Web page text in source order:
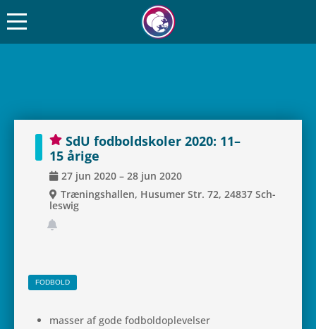
SdU fod­boldsko­ler 2020: 11–
15 årige
27 jun 2020 – 28 jun 2020
Træ­nings­hal­len, Husu­mer Str. 72, 24837 Sch­
leswig
FOD­BOLD
masser af gode fodboldoplevelser